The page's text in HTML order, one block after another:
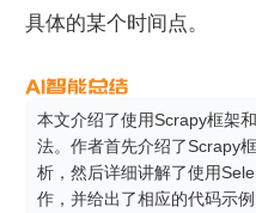
具体的某个时间点。
本文介绍了使用Scrapy框架
法。作者首先介绍了Scrapy
析，然后详细讲解了使用
作，并给出了相应的代码示